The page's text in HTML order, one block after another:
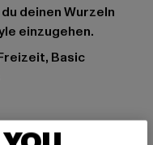
deinen Wurzeln
einzugehen.
Basic